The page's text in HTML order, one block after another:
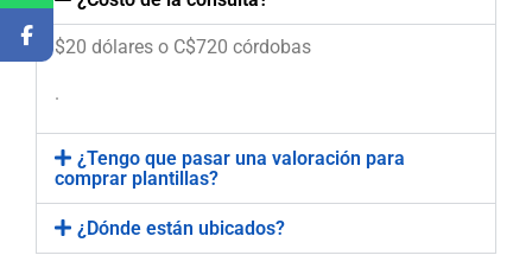
$20 dólares o C$720 córdobas
.
¿Tengo que pasar una valoración para
comprar plantillas?
¿Dónde están ubicados?